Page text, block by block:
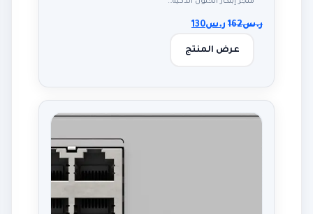
ر.س162 ر.س130
عرض المنتج